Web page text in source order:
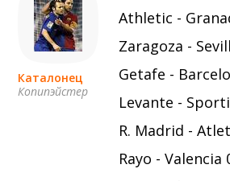
Каталонец
Копипэйстер
Athletic -
Zaragoza -
Getafe -
Levante -
R. Madrid -
Rayo - Valencia